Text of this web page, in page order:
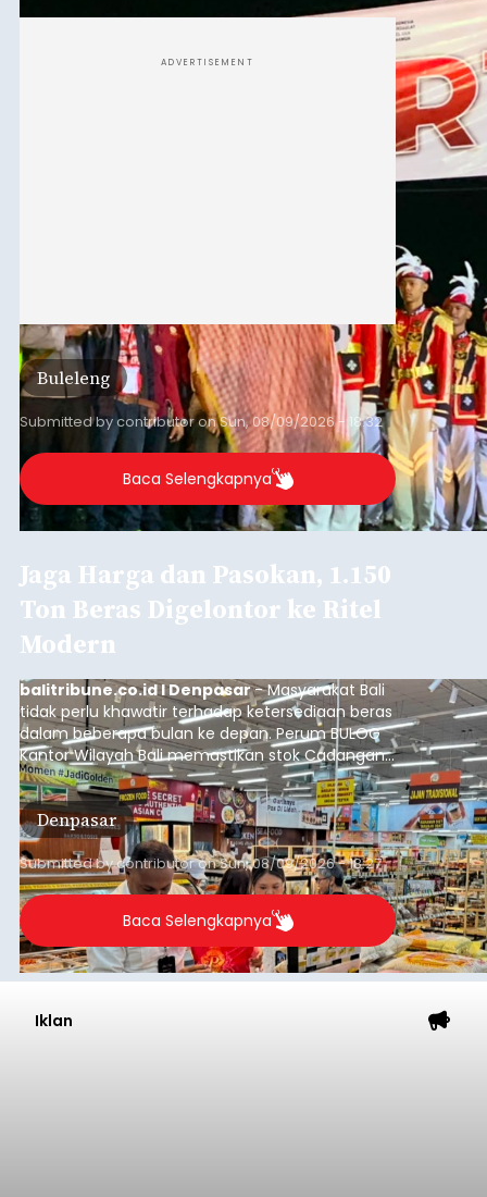
Lomba resmi dimulai dari Lapangan Sepak Bola
ADVERTISEMENT
Buleleng
Submitted bycontributoronSun, 08/09/2026 - 18:32
Baca Selengkapnya
Jaga Harga dan Pasokan, 1.150
Ton Beras Digelontor ke Ritel
Modern
balitribune.co.id I Denpasar- Masyarakat Bali
tidak perlu khawatir terhadap ketersediaan beras
dalam beberapa bulan ke depan. Perum BULOG
Kantor Wilayah Bali memastikan stok Cadangan
Beras Pemerintah (CBP) masih dalam kondisi
aman, bahkan diproyeksikan mampu memenuhi
kebutuhan masyarakat hingga sekitar 10 bulan.
Denpasar
Submitted bycontributoronSun, 08/09/2026 - 18:27
Baca Selengkapnya
Iklan